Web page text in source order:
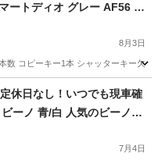
ートディオ グレー AF56 人
集中キー！バッテリー新
8月3日
数 コピーキー1本 シャッターキー
スマートディオ
休日なし！いつでも現車確
ーノ 青/白 人気のビーノ！
！ 外観良好！ バッテリー
7月4日